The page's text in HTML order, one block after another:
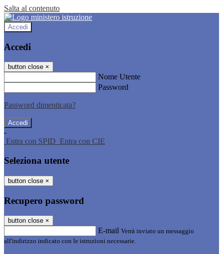
Salta al contenuto
Accedi
Accedi
button close ×
Nome Utente
Password
Password dimenticata?
-
Entra con SPID Entra con CIE
Seleziona utente
button close ×
Recupero password
button close ×
E-mail Verrà inviato un messaggio
all'indirizzo indicato con le istruzioni necessarie.